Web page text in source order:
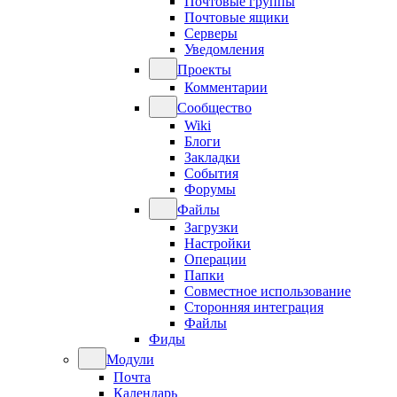
Почтовые ящики
Серверы
Уведомления
Проекты
Комментарии
Сообщество
Wiki
Блоги
Закладки
События
Форумы
Файлы
Загрузки
Настройки
Операции
Папки
Совместное использование
Сторонняя интеграция
Файлы
Фиды
Модули
Почта
Календарь